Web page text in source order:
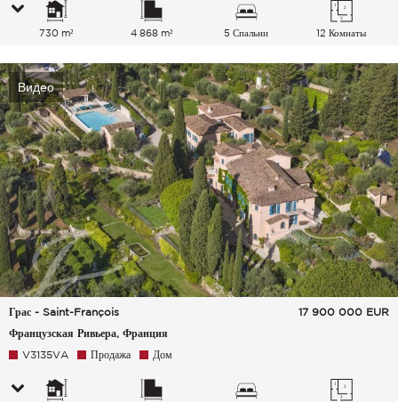
730 m² 4 868 m² 5 Спальни 12 Комнаты
Видео
Грас - Saint-François
Французская Ривьера, Франция
17 900 000 EUR
V3135VA Продажа Дом